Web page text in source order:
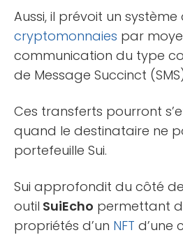
Aussi, il prévoit un
cryptomonnaies par
communication du type
de Message Succinct
Ces transferts pourront
quand le destinataire ne
portefeuille Sui.
Sui approfondit du côté
outil SuiEcho permettant
propriétés d’un NFT d’une